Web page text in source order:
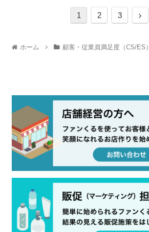
1 2 3
ホーム 顧客・従業員満足度（CS/ES）